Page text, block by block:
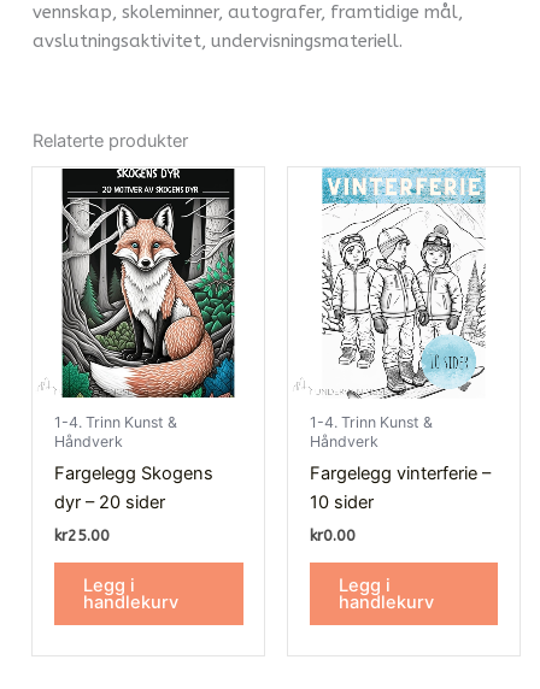
vennskap, skoleminner, autografer, framtidige mål,
avslutningsaktivitet, undervisningsmateriell.
Relaterte produkter
1-4. Trinn Kunst &
Håndverk
Fargelegg Skogens
dyr – 20 sider
kr25.00
Legg i
handlekurv
1-4. Trinn Kunst &
Håndverk
Fargelegg vinterferie –
10 sider
kr0.00
Legg i
handlekurv